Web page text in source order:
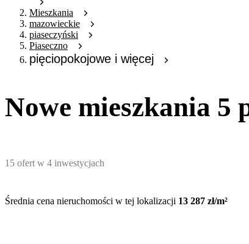
Mieszkania
mazowieckie
piaseczyński
Piaseczno
pięciopokojowe i więcej
Nowe mieszkania 5
15 ofert w 4 inwestycjach
Średnia cena nieruchomości w tej lokalizacji 13 287 zł/m²